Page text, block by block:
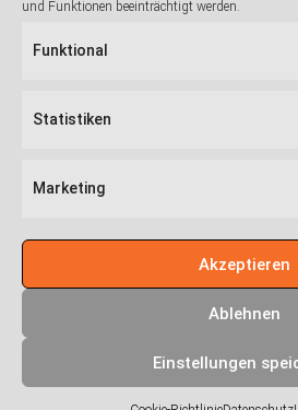
und Funktionen beeinträchtigt werden.
Funktional
Statistiken
Marketing
Akzeptieren
Ablehnen
Einstellungen
möchten wir Sie ermuntern, uns auf
Arbeit der AG mitzuteilen.
können Sie weiterhin an Dr. Jens Quaas
Copyright © 2026
Kolposkopie e.V.. Alle Rechte